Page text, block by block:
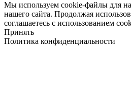
Мы используем cookie-файлы для
нашего сайта. Продолжая
соглашаетесь с использованием
Принять
Политика конфиденциальности